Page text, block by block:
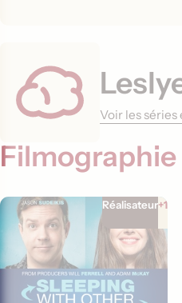
Voir les
Filmographie
Réalisateur+1